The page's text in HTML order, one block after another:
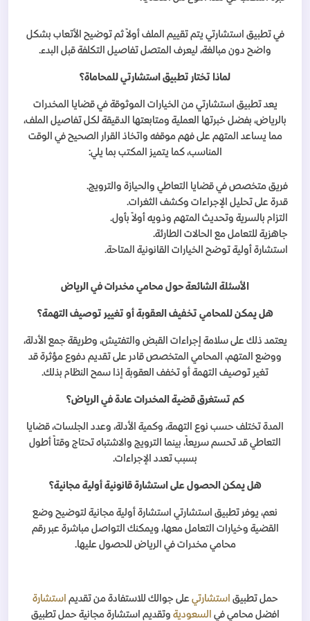
في تطبيق استشارتي يتم تقييم الملف أولاً ثم توضيح الأتعاب بشكل
واضح دون مبالغة، ليعرف المتصل تفاصيل التكلفة قبل البدء.
لماذا تختار تطبيق استشارتي للمحاماة؟
يعد تطبيق استشارتي من الخيارات الموثوقة في قضايا المخدرات
بالرياض، بفضل خبرتها العملية ومتابعتها الدقيقة لكل تفاصيل الملف،
مما يساعد المتهم على فهم موقفه واتخاذ القرار الصحيح في الوقت
المناسب، كما يتميز المكتب بما يلي:
فريق متخصص في قضايا التعاطي والحيازة والترويج.
قدرة على تحليل الإجراءات وكشف الثغرات.
التزام بالسرية وتحديث المتهم وذويه أولاً بأول.
جاهزية للتعامل مع الحالات الطارئة.
استشارة أولية توضح الخيارات القانونية المتاحة.
الأسئلة الشائعة حول محامي مخدرات في الرياض
هل يمكن للمحامي تخفيف العقوبة أو تغيير توصيف التهمة؟
يعتمد ذلك على سلامة إجراءات القبض والتفتيش، وطريقة جمع الأدلة،
ووضع المتهم، المحامي المتخصص قادر على تقديم دفوع مؤثرة قد
تغير توصيف التهمة أو تخفف العقوبة إذا سمح النظام بذلك.
كم تستغرق قضية المخدرات عادة في الرياض؟
المدة تختلف حسب نوع التهمة، وكمية الأدلة، وعدد الجلسات، قضايا
التعاطي قد تحسم سريعاً، بينما الترويج والاشتباه تحتاج وقتاً أطول
بسبب تعدد الإجراءات.
هل يمكن الحصول على استشارة قانونية أولية مجانية؟
نعم، يوفر تطبيق استشارتي استشارة أولية مجانية لتوضيح وضع
القضية وخيارات التعامل معها، ويمكنك التواصل مباشرة عبر رقم
محامي مخدرات في الرياض للحصول عليها.
حمل تطبيق استشارتيعلى جوالك للاستفادة من تقديم استشارة
افضل محامي في السعودية وتقديم استشارة مجانية حمل تطبيق